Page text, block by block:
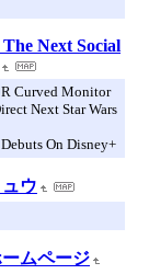
Next Social
Curved Monitor
Next Star Wars
On Disney+
ウ
ムページ